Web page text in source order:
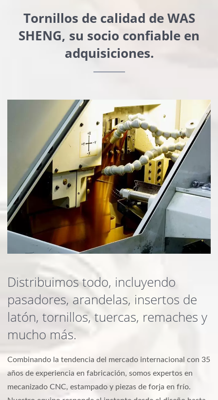
Tornillos de calidad de WAS
SHENG, su socio confiable en
adquisiciones.
Distribuimos todo, incluyendo
pasadores, arandelas, insertos de
latón, tornillos, tuercas, remaches y
mucho más.
Combinando la tendencia del mercado internacional con 35
años de experiencia en fabricación, somos expertos en
mecanizado CNC, estampado y piezas de forja en frío.